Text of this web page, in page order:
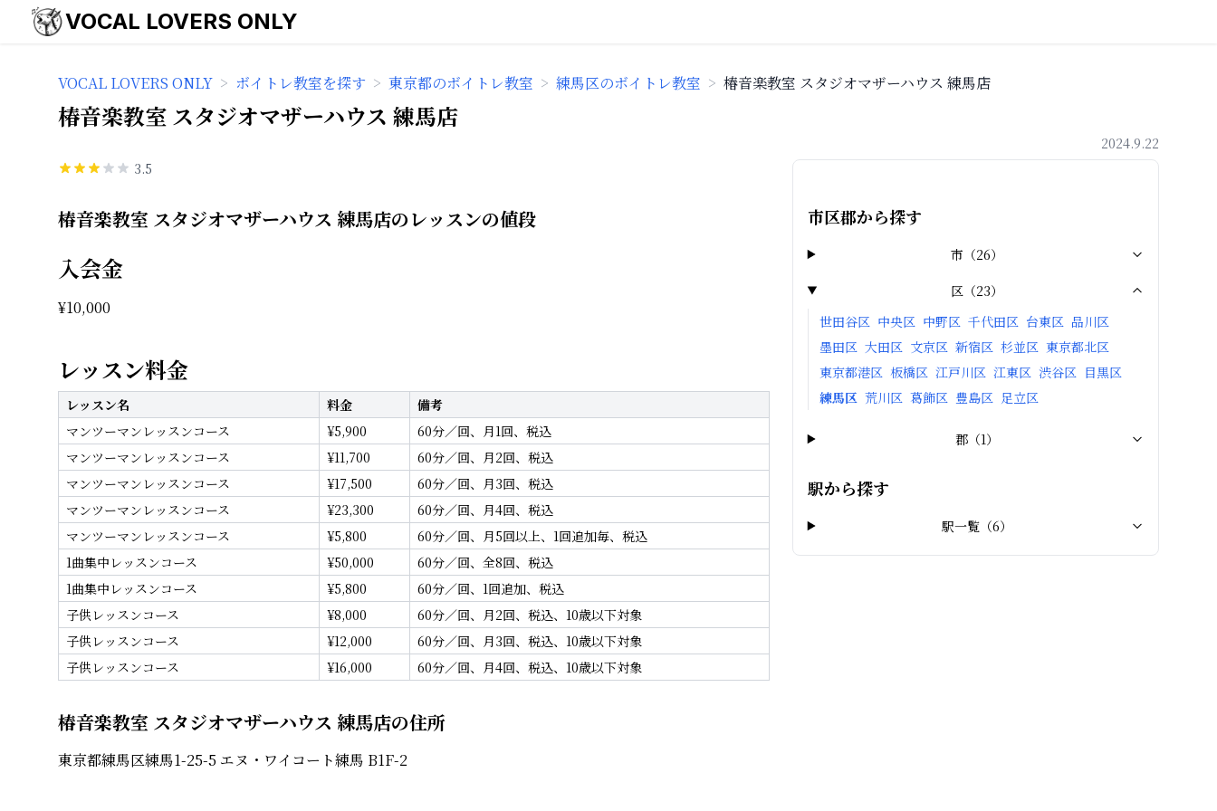
VOCAL LOVERS ONLY
VOCAL LOVERS ONLY > ボイトレ教室を探す > 東京都のボイトレ教室 > 練馬区のボイトレ教室 > 椿音楽教室 スタジオマザーハウス 練馬店
椿音楽教室 スタジオマザーハウス 練馬店
2024.9.22
3.5
椿音楽教室 スタジオマザーハウス 練馬店のレッスンの値段
入会金
¥10,000
レッスン料金
レッスン名 料金
備考
マンツーマンレッスンコース
¥5,900
60分／回、月1回、税込
マンツーマンレッスンコース
¥11,700
60分／回、月2回、税込
マンツーマンレッスンコース
¥17,500
60分／回、月3回、税込
マンツーマンレッスンコース
¥23,300
60分／回、月4回、税込
マンツーマンレッスンコース
¥5,800
60分／回、月5回以上、1回追加毎、税込
1曲集中レッスンコース
¥50,000
60分／回、全8回、税込
1曲集中レッスンコース
¥5,800
60分／回、1回追加、税込
子供レッスンコース
¥8,000
60分／回、月2回、税込、10歳以下対象
子供レッスンコース
¥12,000
60分／回、月3回、税込、10歳以下対象
子供レッスンコース
¥16,000 60分／回、月4回、税込、10歳以下対象
椿音楽教室 スタジオマザーハウス 練馬店の住所
東京都練馬区練馬1-25-5 エヌ・ワイコート練馬 B1F-2
市区郡から探す
市 （26）
区（23）
世田谷区 中央区 中野区 千代田区 台東区 品川区
墨田区 大田区 文京区 新宿区 杉並区 東京都北区
東京都港区 板橋区 江戸川区 江東区 渋谷区 目黒区
練馬区 荒川区 葛飾区 豊島区 足立区
郡（1）
駅から探す
駅一覧（6）